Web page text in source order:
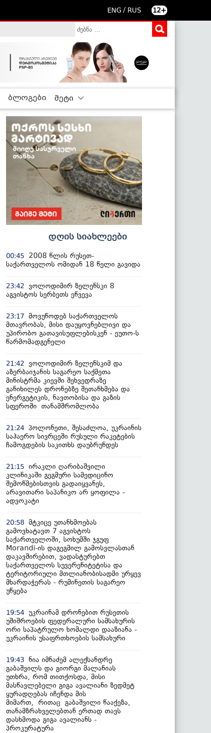
ENG / RUS 12+
ბლოგები მეტი
დღის სიახლეები
00:45
2008 წლის რუსეთ-
საქართველოს ომიდან 18 წელი გავიდა
23:42
ვოლოდიმირ ზელენსკი 8
აგვისტოს სერბეთს ეწვევა
23:17 მოვუწოდებ საქართველოს
მთავრობას, მისი დაუყოვნებლივი და
უპირობო გათავისუფლებისკენ - ეუთო-ს
წარმომადგენელი
21:42
ვოლოდიმირ ზელენსკიმ და
აზერბაიჯანის საგარეო საქმეთა
მინისტრმა კიევში შეხვედრაზე
განიხილეს დრონებზე შეთანხმება და
ენერგეტიკის, ნავთობისა და გაზის
სფეროში თანამშრომლობა
21:24 პოლონეთი, შესაძლოა, უკრაინის
საჰაერო სივრცეში რუსული რაკეტების
ჩამოგდების საკითხს დაუბრუნდეს
21:15 ირაკლი ღარიბაშვილი
კლინიკაში გეგმური სამედიცინო
შემოწმებისთვის გადაიყვანეს,
არავითარი საპანიკო არ ყოფილა -
ადვოკატი
20:58 მტკიცე უთანხმოებას
გამოვხატავთ 7 აგვისტოს
საქართველოში, სოხუმში ჯგუფ
Morandi-ის დაგეგმილ გამოსვლასთან
დაკავშირებით, ვადასტურებთ
საქართველოს სუვერენიტეტისა და
ტერიტორიული მთლიანობისადმი ურყევ
მხარდაჭერას - რუმინეთის საგარეო
უწყება
19:54 უკრაინამ დრონებით რუსეთის
უშიშროების ფედერალური სამსახურის
ორი საპატრულო ხომალდი დააზიანა -
უკრაინის უსაფრთხოების სამსახური
19:43 ნია იმნაძემ ალექსანდრე
გაბაშვილს და გიორგი მალანიას
უთხრა, რომ თითქოსდა, მისი
მასწავლებელი გიგა ავალიანი ზედმეტ
ყურადღებას იჩენდა მის
მიმართ, რითაც გაბაშვილი წააქეზა,
თანამზრახველებთან ერთად თავს
დასხმოდა გიგა ავალიანს -
პროკურატურა